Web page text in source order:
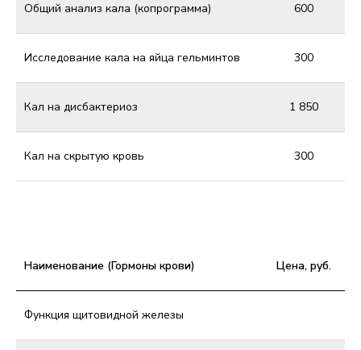
Общий анализ кала (копрограмма) 600
Иcследование кала на яйца гельминтов 300
Кал на дисбактериоз 1 850
Кал на скрытую кровь 300
Наименование (Гормоны крови) Цена, руб.
Функция щитовидной железы